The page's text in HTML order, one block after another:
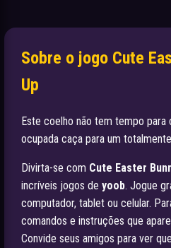
Sobre o jogo Cute
Up
Este coelho não tem tempo para
ocupada caça para um
Divirta-se com Cute Easter
incríveis jogos de yoob. Jogue
computador, tablet ou celular.
comandos e instruções que
Convide seus amigos para ver